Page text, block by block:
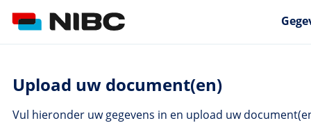
Upload uw document(en)
Vul hieronder uw gegevens in en upload uw